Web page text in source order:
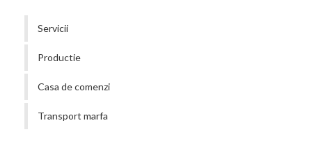
Servicii
Productie
Casa de comenzi
Transport marfa